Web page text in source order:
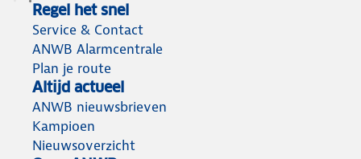
Regel het snel
Service & Contact
ANWB Alarmcentrale
Plan je route
Altijd actueel
ANWB nieuwsbrieven
Kampioen
Nieuwsoverzicht